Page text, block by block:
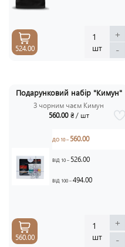
1
шт
+
-
524.00
Подарунковий набір "Кимун"
З чорним чаєм Кимун
560.00 ₴ / шт
ДО 10 –560.00
ВІД 10 – 526.00
ВІД 100 –494.00
1
шт
+
-
560.00